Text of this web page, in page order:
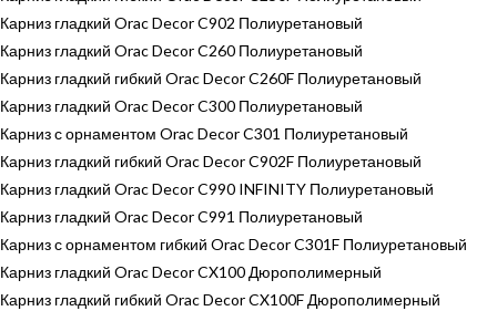
Карниз гладкий Orac Decor C902 Полиуретановый
Карниз гладкий Orac Decor C260 Полиуретановый
Карниз гладкий гибкий Orac Decor C260F Полиуретановый
Карниз гладкий Orac Decor C300 Полиуретановый
Карниз с орнаментом Orac Decor C301 Полиуретановый
Карниз гладкий гибкий Orac Decor C902F Полиуретановый
Карниз гладкий Orac Decor C990 INFINITY Полиуретановый
Карниз гладкий Orac Decor C991 Полиуретановый
Карниз с орнаментом гибкий Orac Decor C301F Полиуретановый
Карниз гладкий Orac Decor CX100 Дюрополимерный
Карниз гладкий гибкий Orac Decor CX100F Дюрополимерный